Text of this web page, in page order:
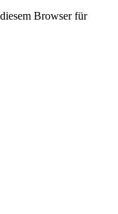
Browser für